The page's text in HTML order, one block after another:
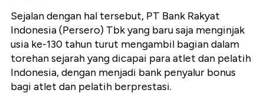
Sejalan dengan hal tersebut, PT Bank Rakyat
Indonesia (Persero) Tbk yang baru saja menginjak
usia ke-130 tahun turut mengambil bagian dalam
torehan sejarah yang dicapai para atlet dan pelatih
Indonesia, dengan menjadi bank penyalur bonus
bagi atlet dan pelatih berprestasi.